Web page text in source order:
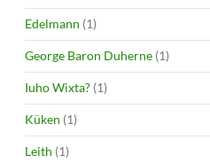
Edelmann (1)
George Baron Duherne (1)
Iuho Wixta? (1)
Küken (1)
Leith (1)